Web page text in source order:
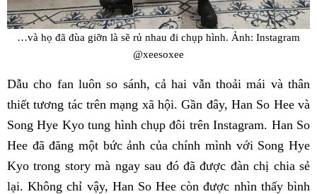
…và họ đã đùa giỡn là sẽ rủ nhau đi chụp hình. Ảnh: Instagram
@xeesoxee
Dẫu cho fan luôn so sánh, cả hai vẫn thoải mái và thân
thiết tương tác trên mạng xã hội. Gần đây, Han So Hee và
Song Hye Kyo tung hình chụp đôi trên Instagram. Han So
Hee đã đăng một bức ảnh của chính mình với Song Hye
Kyo trong story mà ngay sau đó đã được đàn chị chia sẻ
lại. Không chỉ vậy, Han So Hee còn được nhìn thấy bình